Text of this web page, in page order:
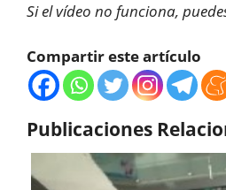
Si el vídeo no funciona,
Compartir este artículo
Publicaciones